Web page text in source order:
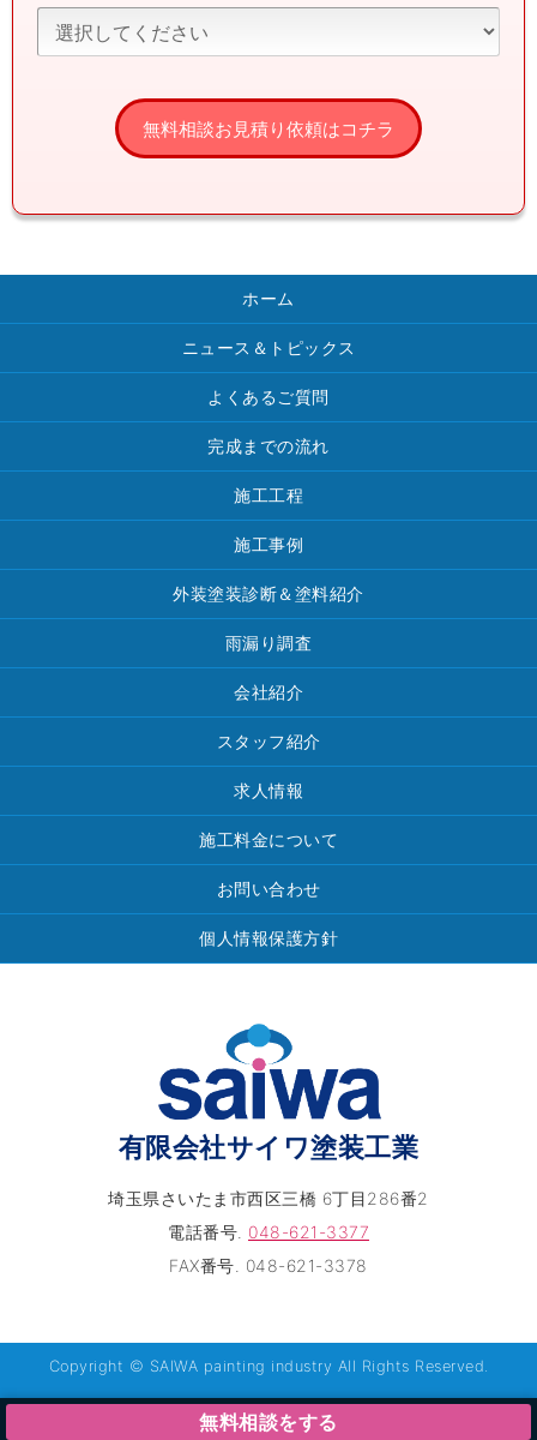
無料相談をする
ホーム
ニュース＆トピックス
よくあるご質問
完成までの流れ
施工工程
施工事例
外装塗装診断＆塗料紹介
雨漏り調査
会社紹介
スタッフ紹介
求人情報
施工料金について
お問い合わせ
個人情報保護方針
有限会社サイワ塗装工業
埼玉県さいたま市西区三橋 6丁目286番2
電話番号. 048-621-3377
FAX番号. 048-621-3378
Copyright © SAIWA painting industry All Rights Reserved.